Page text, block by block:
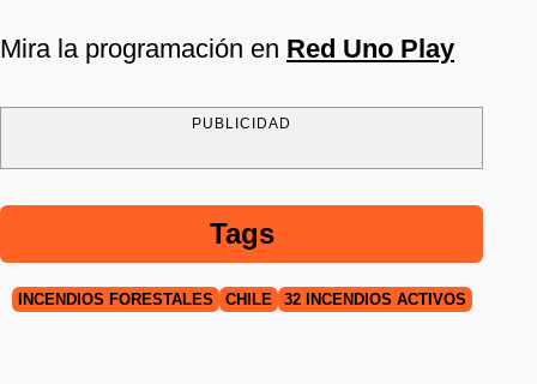
Mira la programación en Red Uno Play
PUBLICIDAD
Tags
INCENDIOS FORESTALES CHILE 32 INCENDIOS ACTIVOS